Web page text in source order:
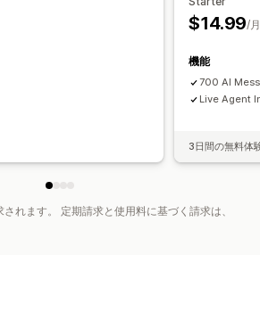
$14.99/
機能
700 AI
Live Agent
3日間の無料体
れます。 定期請求と使用料に基づく請求は、